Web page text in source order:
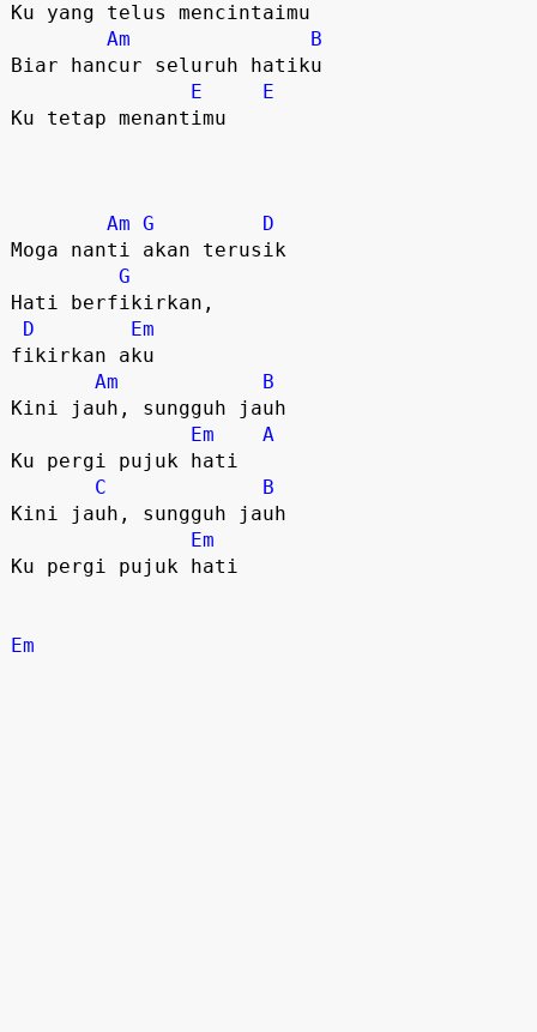
Ku yang telus mencintaimu
Am
B
Biar hancur seluruh hatiku
E
E
Ku tetap menantimu
Am G
D
Moga nanti akan terusik
G
Hati berfikirkan,
D
Em
fikirkan aku
Am
B
Kini jauh, sungguh jauh
Em
A
Ku pergi pujuk hati
C
B
Kini jauh, sungguh jauh
Em
Ku pergi pujuk hati
Em